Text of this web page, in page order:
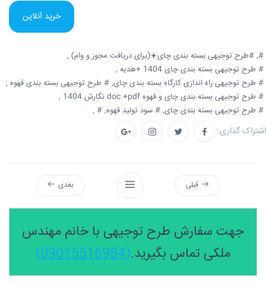
خرید آنلاین
#, #طرح توجیهی بسته بندی چای☀️(برای دریافت مجوز و وام) ,
# طرح توجیهی بسته بندی چای 1404 +هدیه ,
# طرح توجیهی راه اندازی کارگاه بسته بندی چای, # طرح توجیهی بسته بندی قهوه ,
# طرح توجیهی بسته بندی چای و قهوه doc +pdf نگارش 1404 ,
# طرح توجیهی بسته بندی چای, # سود تولید قهوه, # ,
اشتراک گذاری:
قبلی بعدی
جهت سفارش طرح توجیهی با خانم مهندس
ملکی تماس بگیرید.(09015516984)